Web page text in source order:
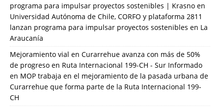
programa para impulsar proyectos sostenibles | Krasno en
Universidad Autónoma de Chile, CORFO y plataforma 2811
lanzan programa para impulsar proyectos sostenibles en La
Araucanía
Mejoramiento vial en Curarrehue avanza con más de 50%
de progreso en Ruta Internacional 199-CH - Sur Informado
en MOP trabaja en el mejoramiento de la pasada urbana de
Curarrehue que forma parte de la Ruta Internacional 199-
CH